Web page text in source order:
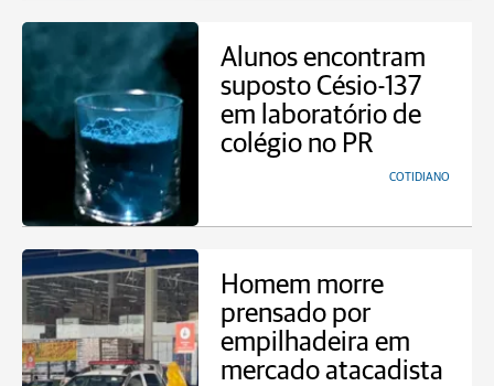
Alunos encontram
suposto Césio-137
em laboratório de
colégio no PR
COTIDIANO
Homem morre
prensado por
empilhadeira em
mercado atacadista